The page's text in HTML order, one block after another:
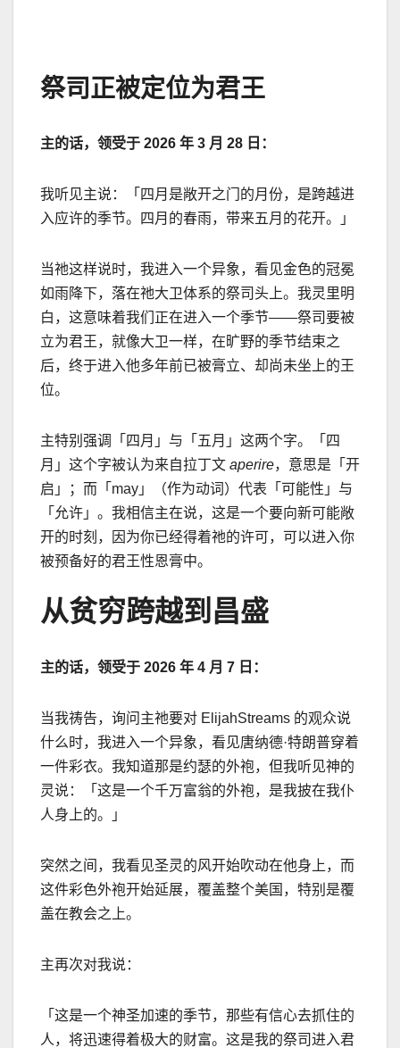
祭司正被定位为君王
主的话，领受于 2026 年 3 月 28 日：
我听见主说：「四月是敞开之门的月份，是跨越进
入应许的季节。四月的春雨，带来五月的花开。」
当祂这样说时，我进入一个异象，看见金色的冠冕
如雨降下，落在祂大卫体系的祭司头上。我灵里明
白，这意味着我们正在进入一个季节——祭司要被
立为君王，就像大卫一样，在旷野的季节结束之
后，终于进入他多年前已被膏立、却尚未坐上的王
位。
主特别强调「四月」与「五月」这两个字。「四
月」这个字被认为来自拉丁文 aperire，意思是「开
启」；而「 may 」（作为动词）代表「可能性」与
「允许」。我相信主在说，这是一个要向新可能敞
开的时刻，因为你已经得着祂的许可，可以进入你
被预备好的君王性恩膏中。
从贫穷跨越到昌盛
主的话，领受于 2026 年 4 月 7 日：
当我祷告，询问主祂要对 ElijahStreams 的观众说
什么时，我进入一个异象，看见唐纳德·特朗普穿着
一件彩衣。我知道那是约瑟的外袍，但我听见神的
灵说：「这是一个千万富翁的外袍，是我披在我仆
人身上的。」
突然之间，我看见圣灵的风开始吹动在他身上，而
这件彩色外袍开始延展，覆盖整个美国，特别是覆
盖在教会之上。
主再次对我说：
「这是一个神圣加速的季节，那些有信心去抓住的
人，将迅速得着极大的财富。这是我的祭司进入君